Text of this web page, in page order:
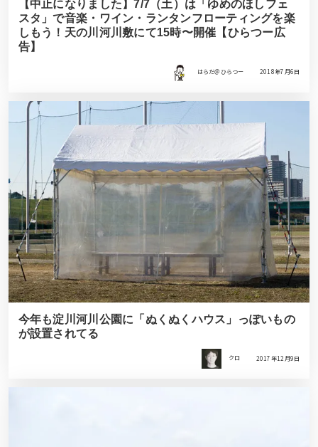
【中止になりました】7/7（土）は「ゆめのほしフェ
スタ」で音楽・ワイン・ランタンフローティングを楽
しもう！天の川河川敷にて15時〜開催【ひらつー広
告】
はらだ＠ひらつー 2018年7月6日
今年も淀川河川公園に「ぬくぬくハウス」っぽいもの
が設置されてる
クロ 2017年12月9日